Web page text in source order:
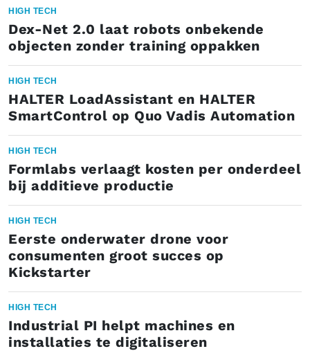
HIGH TECH
Dex-Net 2.0 laat robots onbekende
objecten zonder training oppakken
HIGH TECH
HALTER LoadAssistant en HALTER
SmartControl op Quo Vadis Automation
HIGH TECH
Formlabs verlaagt kosten per onderdeel
bij additieve productie
HIGH TECH
Eerste onderwater drone voor
consumenten groot succes op
Kickstarter
HIGH TECH
Industrial PI helpt machines en
installaties te digitaliseren